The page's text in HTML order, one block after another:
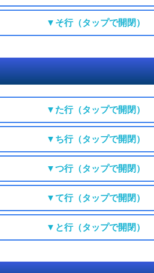
▼そ行（タップで開閉）
▼た行（タップで開閉）
▼ち行（タップで開閉）
▼つ行（タップで開閉）
▼て行（タップで開閉）
▼と行（タップで開閉）